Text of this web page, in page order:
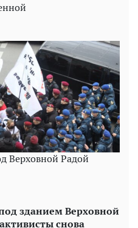
Верховной Радой
зданием Верховной
снова